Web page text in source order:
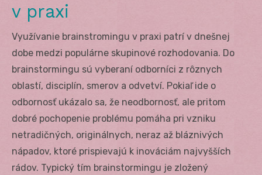
v praxi
Využívanie brainstromingu v praxi patrí v dnešnej
dobe medzi populárne skupinové rozhodovania. Do
brainstormingu sú vyberaní odborníci z rôznych
oblastí, disciplín, smerov a odvetví. Pokiaľ ide o
odbornosť ukázalo sa, že neodbornosť, ale pritom
dobré pochopenie problému pomáha pri vzniku
netradičných, originálnych, neraz až bláznivých
nápadov, ktoré prispievajú k inováciám najvyšších
rádov. Typický tím brainstormingu je zložený